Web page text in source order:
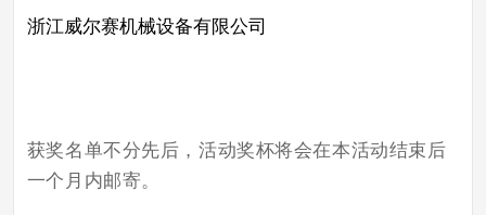
浙江威尔赛机械设备有限公司
获奖名单不分先后，活动奖杯将会在本活动结束后
一个月内邮寄。